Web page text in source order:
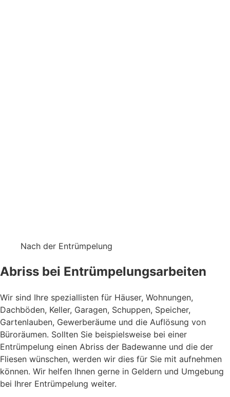
Nach der Entrümpelung
Abriss bei Entrümpelungsarbeiten
Wir sind Ihre speziallisten für Häuser, Wohnungen,
Dachböden, Keller, Garagen, Schuppen, Speicher,
Gartenlauben, Gewerberäume und die Auflösung von
Büroräumen. Sollten Sie beispielsweise bei einer
Entrümpelung einen Abriss der Badewanne und die der
Fliesen wünschen, werden wir dies für Sie mit aufnehmen
können. Wir helfen Ihnen gerne in Geldern und Umgebung
bei Ihrer Entrümpelung weiter.